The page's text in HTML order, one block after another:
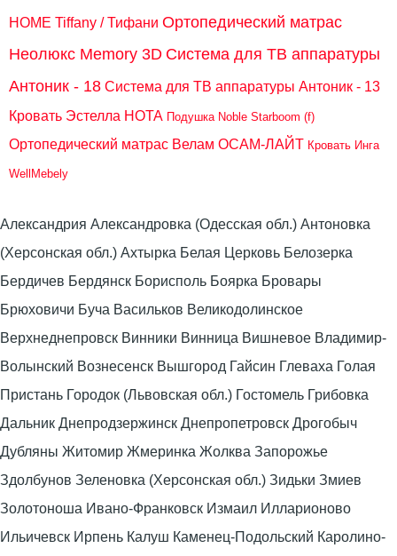
HOME Tiffany / Тифани Ортопедический матрас
Неолюкс Memory 3D Система для ТВ аппаратуры
Антоник - 18 Система для ТВ аппаратуры Антоник - 13
Кровать Эстелла НОТА Подушка Noble Starboom (f)
Ортопедический матрас Велам ОСАМ-ЛАЙТ Кровать Инга
WellMebely
Александрия Александровка (Одесская обл.) Антоновка
(Херсонская обл.) Ахтырка Белая Церковь Белозерка
Бердичев Бердянск Борисполь Боярка Бровары
Брюховичи Буча Васильков Великодолинское
Верхнеднепровск Винники Винница Вишневое Владимир-
Волынский Вознесенск Вышгород Гайсин Глеваха Голая
Пристань Городок (Львовская обл.) Гостомель Грибовка
Дальник Днепродзержинск Днепропетровск Дрогобыч
Дубляны Житомир Жмеринка Жолква Запорожье
Здолбунов Зеленовка (Херсонская обл.) Зидьки Змиев
Золотоноша Ивано-Франковск Измаил Илларионово
Ильичевск Ирпень Калуш Каменец-Подольский Каролино-